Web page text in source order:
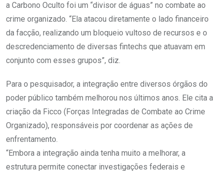
a Carbono Oculto foi um “divisor de águas” no combate ao
crime organizado. “Ela atacou diretamente o lado financeiro
da facção, realizando um bloqueio vultoso de recursos e o
descredenciamento de diversas fintechs que atuavam em
conjunto com esses grupos”, diz.
Para o pesquisador, a integração entre diversos órgãos do
poder público também melhorou nos últimos anos. Ele cita a
criação da Ficco (Forças Integradas de Combate ao Crime
Organizado), responsáveis por coordenar as ações de
enfrentamento.
“Embora a integração ainda tenha muito a melhorar, a
estrutura permite conectar investigações federais e